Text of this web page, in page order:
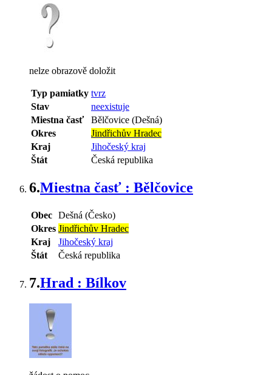
nelze obrazově doložit
Typ pamiatky tvrz
Stav
neexistuje
Miestna časť
Bělčovice (Dešná)
Okres
Jindřichův Hradec
Kraj
Jihočeský kraj
Štát
Česká republika
6.Miestna časť : Bělčovice
Obec Dešná (Česko)
Okres Jindřichův Hradec
Kraj
Jihočeský kraj
Štát
Česká republika
7.Hrad : Bílkov